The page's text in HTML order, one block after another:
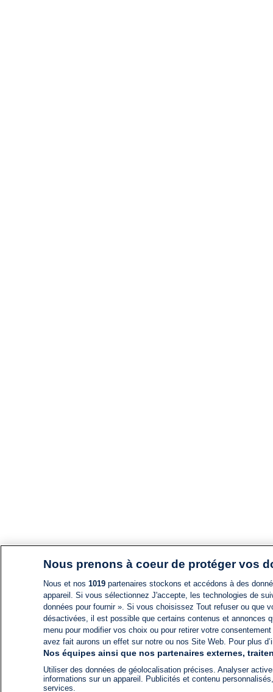
Nous prenons à coeur de protéger vos
Nous et nos 1019partenaires stockons et accédons à des
appareil. Si vous sélectionnez J'accepte, les technologies de
données pour fournir ». Si vous choisissez Tout refuser ou
désactivées, il est possible que certains contenus et annonces
menu pour modifier vos choix ou pour retirer votre
avez fait aurons un effet sur notre ou nos Site Web. Pour plus
Nos équipes ainsi que nos partenaires externes,
Utiliser des données de géolocalisation précises. Analyser
informations sur un appareil. Publicités et contenu
services.